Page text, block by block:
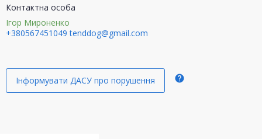
Контактна особа
Ігор Мироненко
+380567451049 tenddog@gmail.com
Інформувати ДАСУ про порушення help